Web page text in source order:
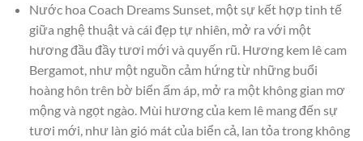
Nước hoa Coach Dreams Sunset, một sự kết hợp tinh tế
giữa nghệ thuật và cái đẹp tự nhiên, mở ra với một
hương đầu đầy tươi mới và quyến rũ. Hương kem lê cam
Bergamot, như một nguồn cảm hứng từ những buổi
hoàng hôn trên bờ biển ấm áp, mở ra một không gian mơ
mộng và ngọt ngào. Mùi hương của kem lê mang đến sự
tươi mới, như làn gió mát của biển cả, lan tỏa trong không